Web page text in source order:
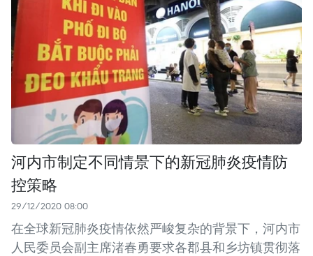
河内市制定不同情景下的新冠肺炎疫情防
控策略
29/12/2020 08:00
在全球新冠肺炎疫情依然严峻复杂的背景下，河内市
人民委员会副主席渚春勇要求各郡县和乡坊镇贯彻落